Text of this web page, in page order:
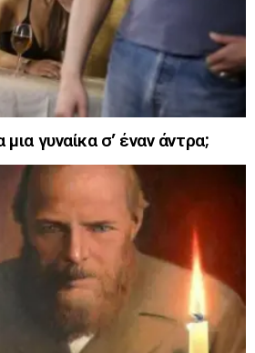
γυναίκα σ’ έναν άντρα;